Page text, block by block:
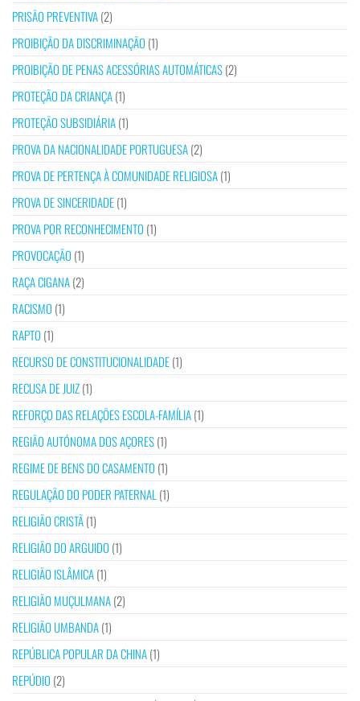
PRISÃO PREVENTIVA(2)
PROIBIÇÃO DA DISCRIMINAÇÃO (1)
PROIBIÇÃO DE PENAS ACESSÓRIAS AUTOMÁTICAS(2)
PROTEÇÃO DA CRIANÇA(1)
PROTEÇÃO SUBSIDIÁRIA(1)
PROVA DA NACIONALIDADE PORTUGUESA(2)
PROVA DE PERTENÇA À COMUNIDADE RELIGIOSA(1)
PROVA DE SINCERIDADE(1)
PROVA POR RECONHECIMENTO (1)
PROVOCAÇÃO (1)
RAÇA CIGANA(2)
RACISMO (1)
RAPTO (1)
RECURSO DE CONSTITUCIONALIDADE(1)
RECUSA DE JUIZ(1)
REFORÇO DAS RELAÇÕES ESCOLA-FAMÍLIA(1)
REGIÃO AUTÓNOMA DOS AÇORES(1)
REGIME DE BENS DO CASAMENTO (1)
REGULAÇÃO DO PODER PATERNAL (1)
RELIGIÃO CRISTÃ(1)
RELIGIÃO DO ARGUIDO (1)
RELIGIÃO ISLÂMICA(1)
RELIGIÃO MUÇULMANA(2)
RELIGIÃO UMBANDA(1)
REPÚBLICA POPULAR DA CHINA(1)
REPÚDIO (2)